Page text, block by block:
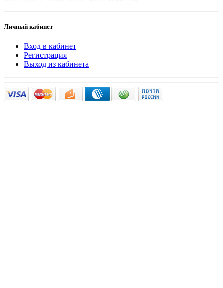
Личный кабинет
Вход в кабинет
Регистрация
Выход из кабинета